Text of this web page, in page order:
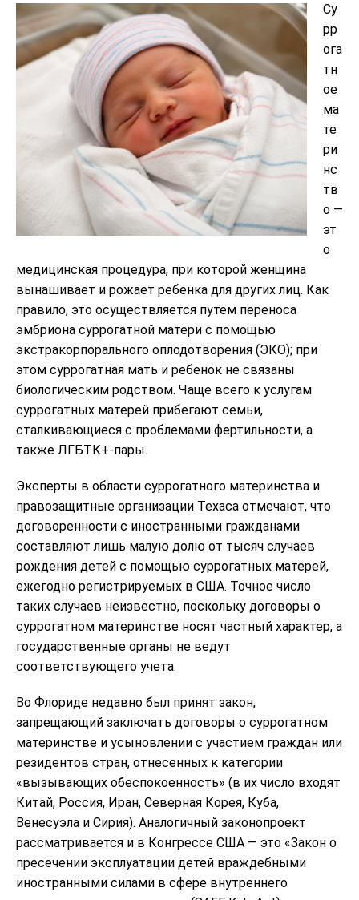
Су
рр
ога
тн
ое
ма
те
ри
нс
тв
о —
эт
о
медицинская процедура, при которой женщина
вынашивает и рожает ребенка для других лиц. Как
правило, это осуществляется путем переноса
эмбриона суррогатной матери с помощью
экстракорпорального оплодотворения (ЭКО); при
этом суррогатная мать и ребенок не связаны
биологическим родством. Чаще всего к услугам
суррогатных матерей прибегают семьи,
сталкивающиеся с проблемами фертильности, а
также ЛГБТК+-пары.
Эксперты в области суррогатного материнства и
правозащитные организации Техаса отмечают, что
договоренности с иностранными гражданами
составляют лишь малую долю от тысяч случаев
рождения детей с помощью суррогатных матерей,
ежегодно регистрируемых в США. Точное число
таких случаев неизвестно, поскольку договоры о
суррогатном материнстве носят частный характер, а
государственные органы не ведут
соответствующего учета.
Во Флориде недавно был принят закон,
запрещающий заключать договоры о суррогатном
материнстве и усыновлении с участием граждан или
резидентов стран, отнесенных к категории
«вызывающих обеспокоенность» (в их число входят
Китай, Россия, Иран, Северная Корея, Куба,
Венесуэла и Сирия). Аналогичный законопроект
рассматривается и в Конгрессе США — это «Закон о
пресечении эксплуатации детей враждебными
иностранными силами в сфере внутреннего